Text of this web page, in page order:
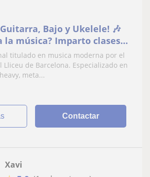
Guitarra, Bajo y Ukelele! 🎶
la música? Imparto clases
online diseñadas para ti •
Aprende a tu
metas y gustos
titulado en musica moderna por el
Lliceu de Barcelona. Especializado en
meta...
Contactar
Xavi